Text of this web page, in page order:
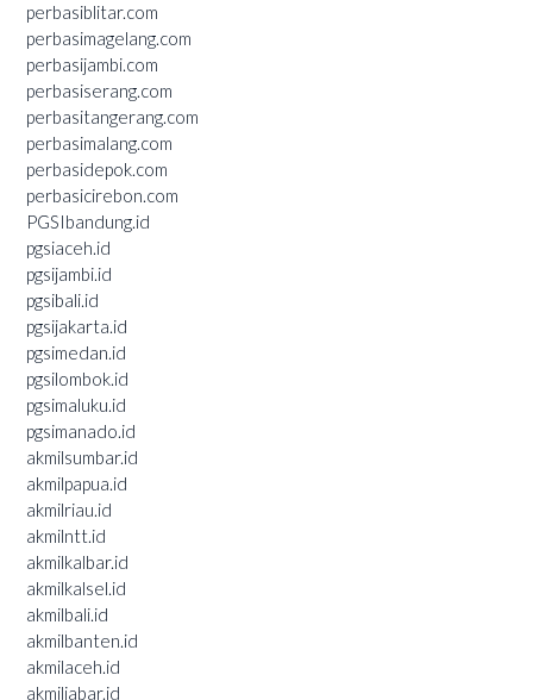
perbasiblitar.com
perbasimagelang.com
perbasijambi.com
perbasiserang.com
perbasitangerang.com
perbasimalang.com
perbasidepok.com
perbasicirebon.com
PGSIbandung.id
pgsiaceh.id
pgsijambi.id
pgsibali.id
pgsijakarta.id
pgsimedan.id
pgsilombok.id
pgsimaluku.id
pgsimanado.id
akmilsumbar.id
akmilpapua.id
akmilriau.id
akmilntt.id
akmilkalbar.id
akmilkalsel.id
akmilbali.id
akmilbanten.id
akmilaceh.id
akmiljabar.id